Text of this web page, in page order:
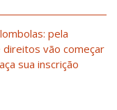
pela
vão começar
sua inscrição